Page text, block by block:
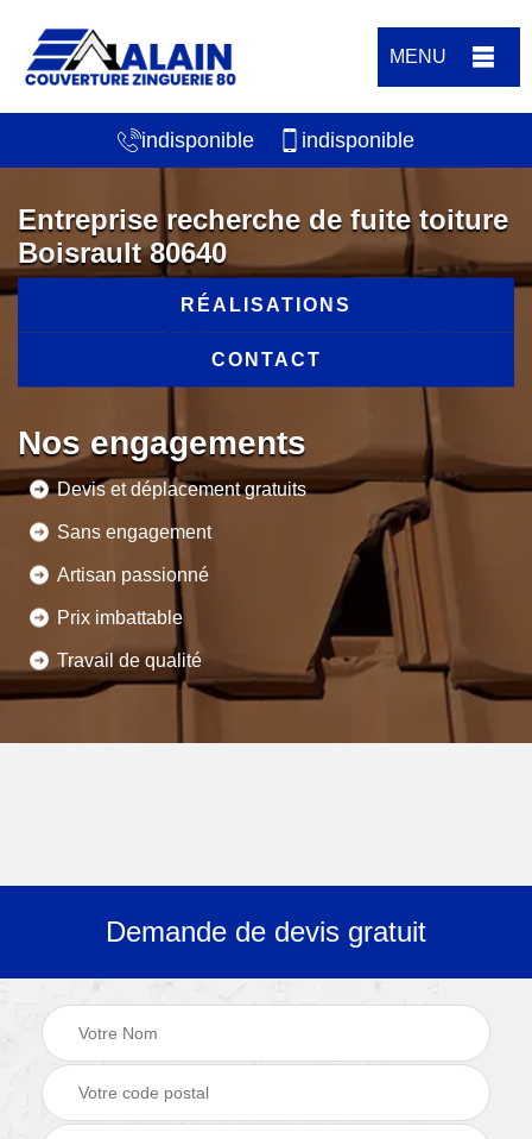
MENU
indisponible indisponible
Entreprise recherche de fuite toiture
Boisrault 80640
RÉALISATIONS
CONTACT
Nos engagements
Devis et déplacement gratuits
Sans engagement
Artisan passionné
Prix imbattable
Travail de qualité
Demande de devis gratuit